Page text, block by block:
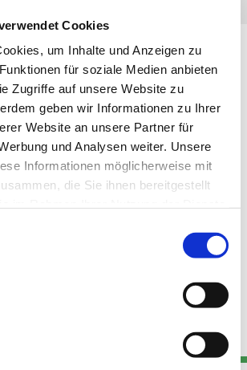
Cookies
um Inhalte und Anzeigen zu
für soziale Medien anbieten
Zugriffe auf unsere Website zu
geben wir Informationen zu Ihrer
Website an unsere Partner für
und Analysen weiter. Unsere
Informationen möglicherweise mit
die Sie ihnen bereitgestellt